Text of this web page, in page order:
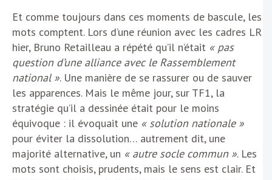
Et comme toujours dans ces moments de bascule, les
mots comptent. Lors d’une réunion avec les cadres LR
hier, Bruno Retailleau a répété qu’il n’était « pas
question d’une alliance avec le Rassemblement
national ». Une manière de se rassurer ou de sauver
les apparences. Mais le même jour, sur TF1, la
stratégie qu’il a dessinée était pour le moins
équivoque : il évoquait une « solution nationale »
pour éviter la dissolution… autrement dit, une
majorité alternative, un « autre socle commun ». Les
mots sont choisis, prudents, mais le sens est clair. Et